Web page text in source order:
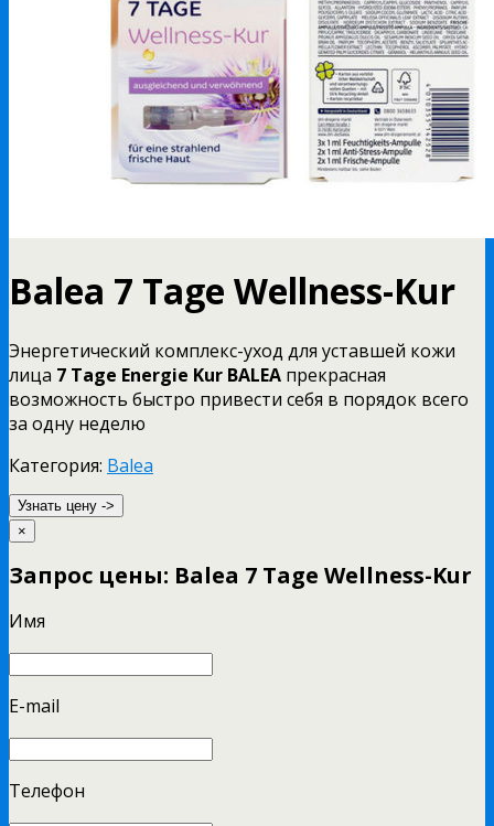
Balea 7 Tage Wellness-Kur
Энергетический комплекс-уход для уставшей кожи
лица 7 Tage Energie Kur BALEA прекрасная
возможность быстро привести себя в порядок всего
за одну неделю
Категория: Balea
Узнать цену ->
×
Запрос цены: Balea 7 Tage Wellness-Kur
Имя
E-mail
Телефон